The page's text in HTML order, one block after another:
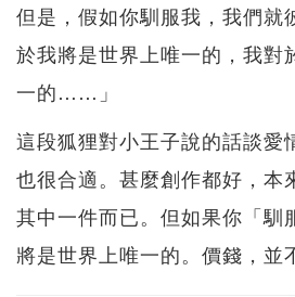
但是，假如你馴服我，我們就
於我將是世界上唯一的，我對
一的……」
這段狐狸對小王子說的話談愛
也很合適。甚麼創作都好，本
其中一件而已。但如果你「馴
將是世界上唯一的。價錢，並